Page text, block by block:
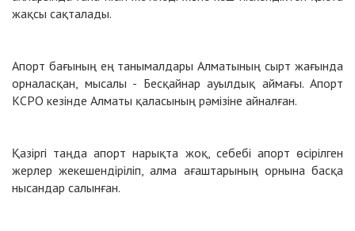
жақсы сақталады.
Апорт бағының ең танымалдары Алматының сырт жағында
орналасқан, мысалы - Бесқайнар ауылдық аймағы. Апорт
КСРО кезінде Алматы қаласының рәмізіне айналған.
Қазіргі таңда апорт нарықта жоқ, себебі апорт өсірілген
жерлер жекешендіріліп, алма ағаштарының орнына басқа
нысандар салынған.